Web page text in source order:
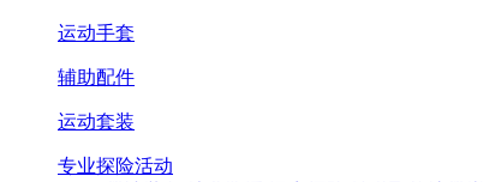
运动手套
辅助配件
运动套装
专业探险活动